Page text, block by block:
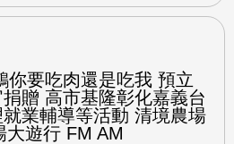
你要吃肉還是吃我 預立
贈 高市基隆彰化嘉義台
業輔導等活動 清境農場
大遊行 FM AM